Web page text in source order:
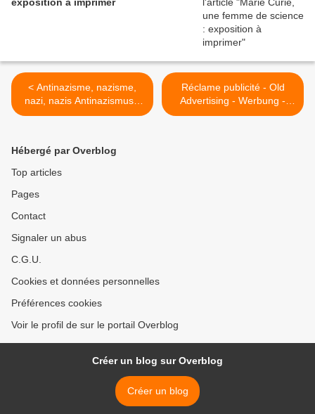
< Antinazisme, nazisme,
nazi, nazis Antinazismus -
Anti - nazism
Réclame publicité - Old
Advertising - Werbung -
Publicity >
Hébergé par Overblog
Top articles
Pages
Contact
Signaler un abus
C.G.U.
Cookies et données personnelles
Préférences cookies
Voir le profil de sur le portail Overblog
Créer un blog sur Overblog
Créer un blog